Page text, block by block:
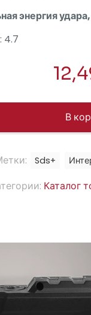
энергия
: 4.7
В
Каталог
Sds+